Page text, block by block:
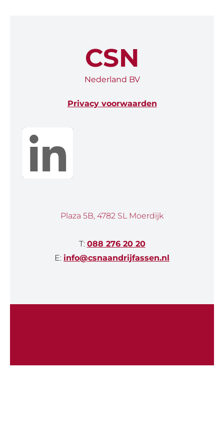
CSN
Nederland BV
Privacy voorwaarden
Plaza 5B, 4782 SL Moerdijk
T: 088 276 20 20
E: info@csnaandrijfassen.nl